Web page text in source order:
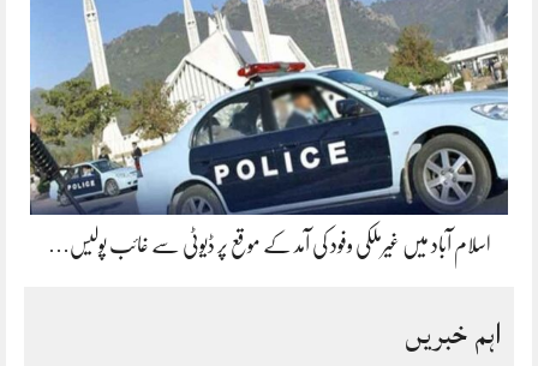
اسلام آباد میں غیرملکی وفود کی آمد کے موقع پر ڈیوٹی سے غائب پولیس…
اہم خبریں